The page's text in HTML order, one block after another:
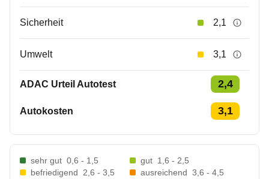
Sicherheit 2,1
Umwelt 3,1
ADAC Urteil Autotest 2,4
Autokosten 3,1
sehr gut 0,6 - 1,5 gut 1,6 - 2,5
befriedigend
2,6 - 3,5 ausreichend 3,6 - 4,5